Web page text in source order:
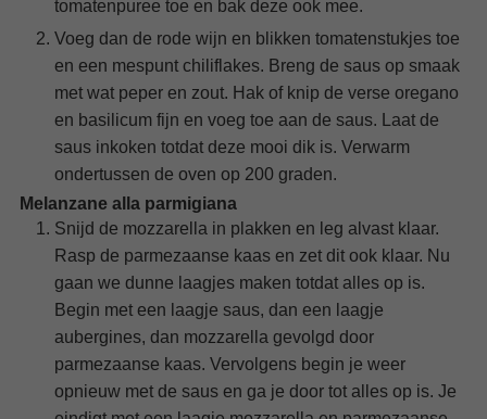
tomatenpuree toe en bak deze ook mee.
Voeg dan de rode wijn en blikken tomatenstukjes toe
en een mespunt chiliflakes. Breng de saus op smaak
met wat peper en zout. Hak of knip de verse oregano
en basilicum fijn en voeg toe aan de saus. Laat de
saus inkoken totdat deze mooi dik is. Verwarm
ondertussen de oven op 200 graden.
Melanzane alla parmigiana
Snijd de mozzarella in plakken en leg alvast klaar.
Rasp de parmezaanse kaas en zet dit ook klaar. Nu
gaan we dunne laagjes maken totdat alles op is.
Begin met een laagje saus, dan een laagje
aubergines, dan mozzarella gevolgd door
parmezaanse kaas. Vervolgens begin je weer
opnieuw met de saus en ga je door tot alles op is. Je